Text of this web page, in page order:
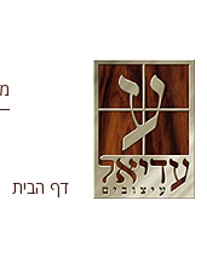
דף הבית